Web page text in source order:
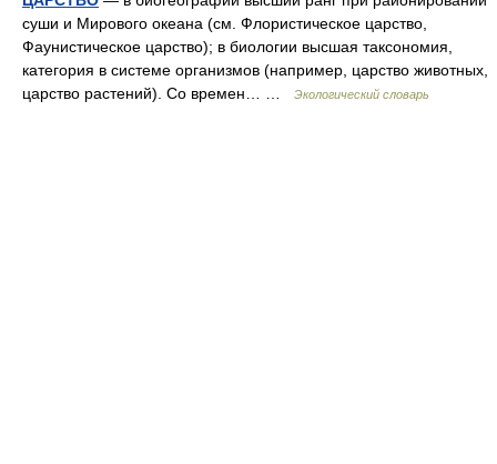
суши и Мирового океана (см. Флористическое царство,
Фаунистическое царство); в биологии высшая таксономия,
категория в системе организмов (например, царство животных,
царство растений). Со времен… …
Экологический словарь